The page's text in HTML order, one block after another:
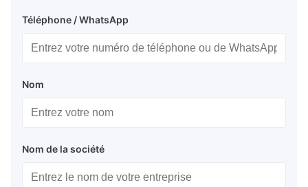
Téléphone / WhatsApp
Nom
Nom de la société